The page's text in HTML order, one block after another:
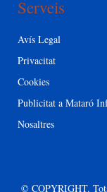
Serveis
Avís Legal
Privacitat
Cookies
Publicitat a Mataró
Nosaltres
© COPYRIGHT.